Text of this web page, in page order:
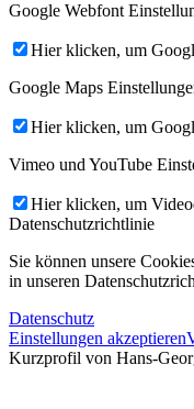
Google Webfont
Hier klicken, um
Google Maps
Hier klicken, um
Vimeo und YouTube
Hier klicken, um
Datenschutzrichtlinie
Sie können unsere
in unseren
Datenschutz
Einstellungen akzeptieren
Kurzprofil von Hans-